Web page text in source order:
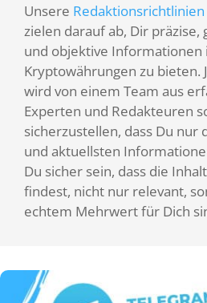
Unsere Redaktionsrichtlinien
zielen darauf ab, Dir
und objektive Informationen
Kryptowährungen zu bieten.
wird von einem Team aus
Experten und Redakteuren
sicherzustellen, dass Du nur
und aktuellsten
Du sicher sein, dass die
findest, nicht nur relevant,
echtem Mehrwert für Dich